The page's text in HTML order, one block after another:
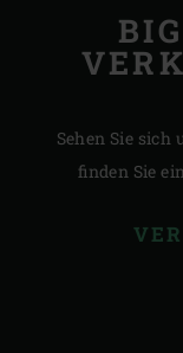
Sehen Sie
finden Sie